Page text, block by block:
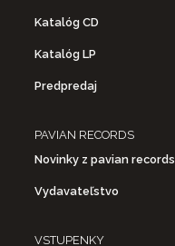
Katalóg CD
Katalóg LP
Predpredaj
PAVIAN RECORDS
Novinky z pavian records
Vydavateľstvo
VSTUPENKY